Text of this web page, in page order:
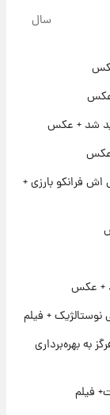
تولید سایپا؛
و زمان تحویل |
مشخص شد
رسما تمام شد +
ها با رامین!
سال
عکس
عکس
فرانکو بارزی +
+ عکس
نوستالژیک + فیلم
به بهره‌برداری
فیلم